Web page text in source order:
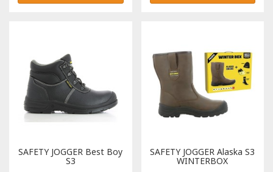
SAFETY JOGGER Best Boy
S3
SAFETY JOGGER Alaska S3
WINTERBOX